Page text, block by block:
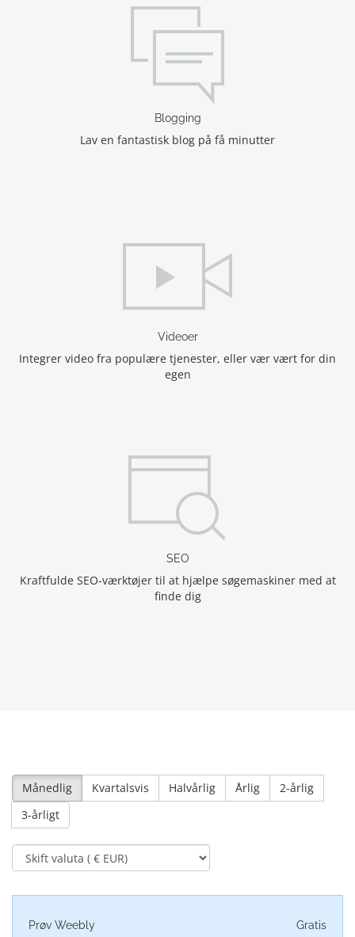
Blogging
Lav en fantastisk blog på få minutter
Videoer
Integrer video fra populære tjenester, eller vær vært for din
egen
SEO
Kraftfulde SEO-værktøjer til at hjælpe søgemaskiner med at
finde dig
Månedlig Kvartalsvis Halvårlig Årlig
2-årlig
3-årligt
Gratis
Prøv Weebly